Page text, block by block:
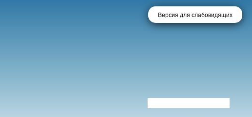
Версия для слабовидящих